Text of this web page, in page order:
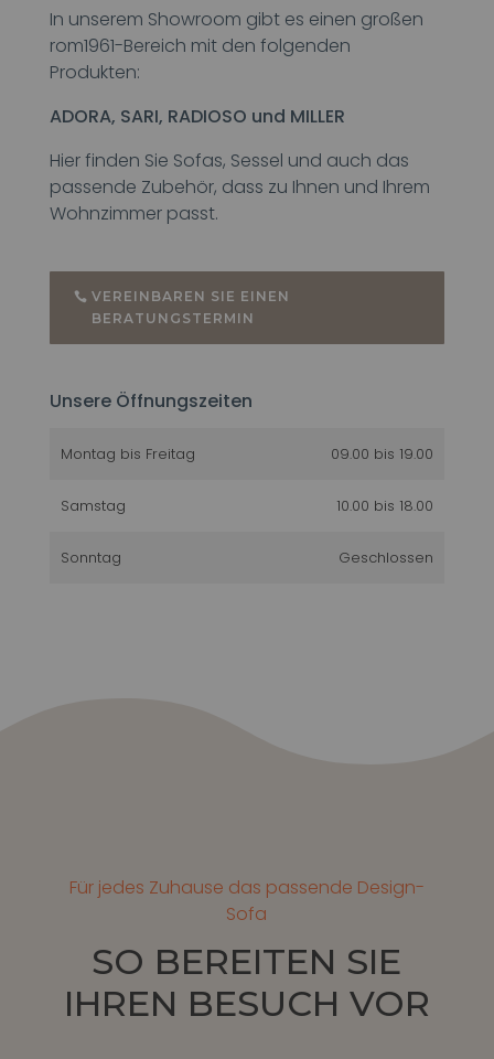
In unserem Showroom gibt es einen großen
rom1961-Bereich mit den folgenden
Produkten:
ADORA, SARI, RADIOSO und MILLER
Hier finden Sie Sofas, Sessel und auch das
passende Zubehör, dass zu Ihnen und Ihrem
Wohnzimmer passt.
VEREINBAREN SIE EINEN
BERATUNGSTERMIN
Unsere Öffnungszeiten
Montag bis Freitag 09.00 bis 19.00
Samstag 10.00 bis 18.00
Sonntag Geschlossen
Für jedes Zuhause das passende Design-
Sofa
SO BEREITEN SIE
IHREN BESUCH VOR